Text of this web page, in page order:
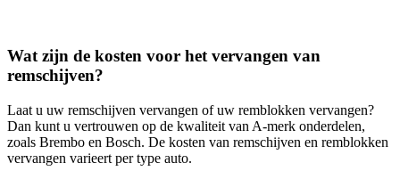
Wat zijn de kosten voor het vervangen van
remschijven?
Laat u uw remschijven vervangen of uw remblokken vervangen?
Dan kunt u vertrouwen op de kwaliteit van A-merk onderdelen,
zoals Brembo en Bosch. De kosten van remschijven en remblokken
vervangen varieert per type auto.